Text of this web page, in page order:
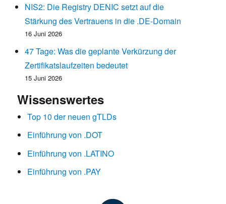
NIS2: Die Registry DENIC setzt auf die
Stärkung des Vertrauens in die .DE-Domain
16 Juni 2026
47 Tage: Was die geplante Verkürzung der
Zertifikatslaufzeiten bedeutet
15 Juni 2026
Wissenswertes
Top 10 der neuen gTLDs
Einführung von .DOT
Einführung von .LATINO
Einführung von .PAY